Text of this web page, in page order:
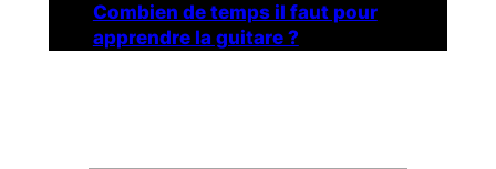
Combien de temps il faut pour
apprendre la guitare ?